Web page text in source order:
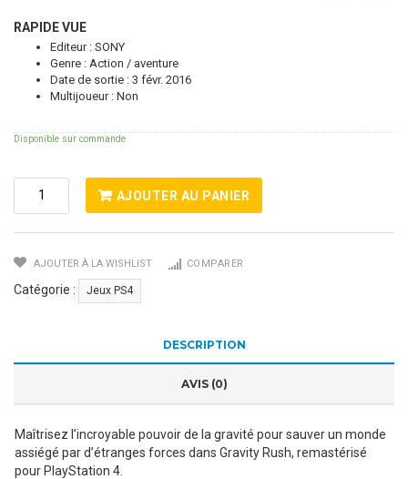
RAPIDE VUE
Editeur : SONY
Genre : Action / aventure
Date de sortie : 3 févr. 2016
Multijoueur : Non
Disponible sur commande
Quantité
De
Gravity
Remastered
PS4
AJOUTER AU PANIER
AJOUTER À LA WISHLIST COMPARER
Catégorie : Jeux PS4
DESCRIPTION
AVIS (0)
Maîtrisez l’incroyable pouvoir de la gravité pour sauver un monde
assiégé par d’étranges forces dans Gravity Rush, remastérisé
pour PlayStation 4.